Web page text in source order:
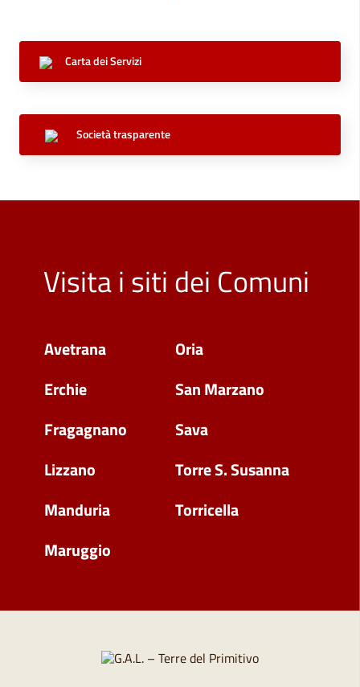
Carta dei Servizi
Società trasparente
Visita i siti dei Comuni
Avetrana
Erchie
Fragagnano
Lizzano
Manduria
Maruggio
Oria
San Marzano
Sava
Torre S. Susanna
Torricella